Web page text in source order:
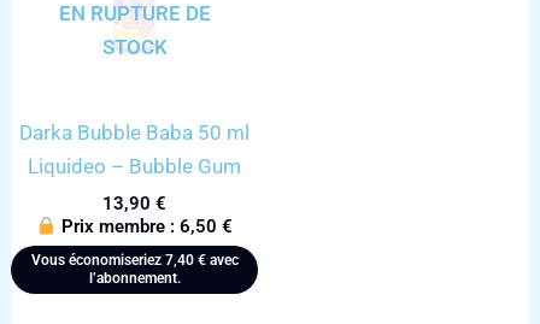
EN RUPTURE DE
STOCK
Darka Bubble Baba 50 ml
Liquideo – Bubble Gum
13,90€
Prix membre :6,50€
Vous économiseriez 7,40 €avec
l’abonnement.